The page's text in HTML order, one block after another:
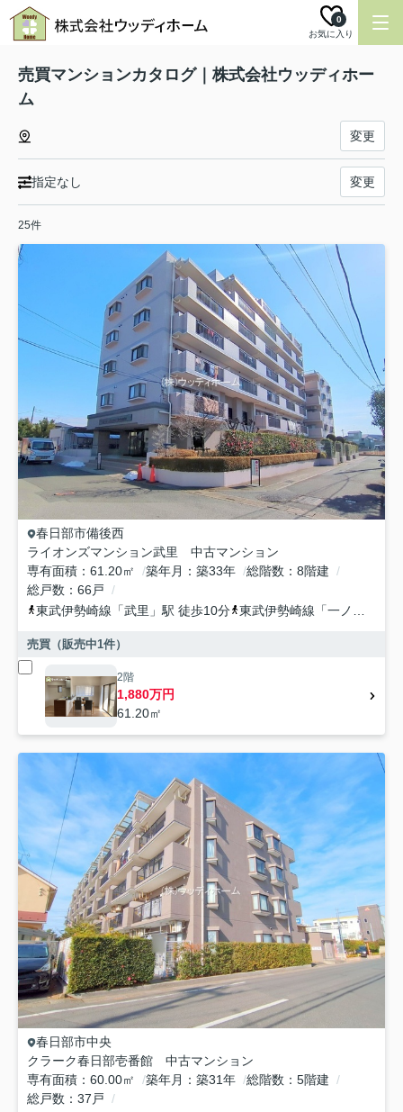
お気に入り
0
売買マンションカタログ｜株式会社ウッディホー
ム
変更
指定なし 変更
25件
春日部市備後西
ライオンズマンション武里 中古マンション
専有面積
61.20㎡ 築年月 築33年 総階数
8階建
総戸数
66戸
東武伊勢崎線 「武里 」駅 徒歩10分 東武伊勢崎線 「一ノ割
売買（販売中1件）
2階
1,880万円
61.20㎡
春日部市中央
クラーク春日部壱番館 中古マンション
専有面積
60.00㎡ 築年月 築31年 総階数
5階建
総戸数
37戸